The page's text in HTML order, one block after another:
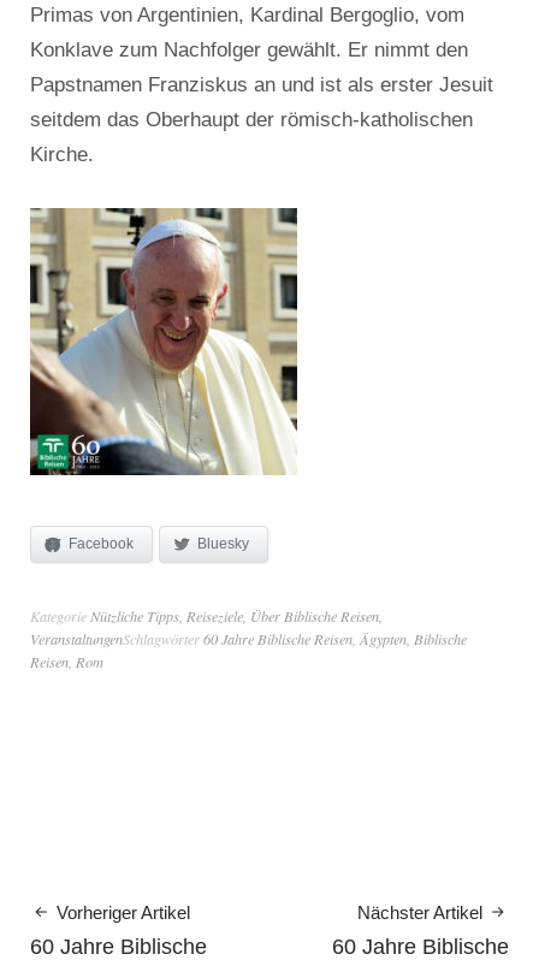
Primas von Argentinien, Kardinal Bergoglio, vom
Konklave zum Nachfolger gewählt. Er nimmt den
Papstnamen Franziskus an und ist als erster Jesuit
seitdem das Oberhaupt der römisch-katholischen
Kirche.
Facebook Bluesky
Kategorie Nützliche Tipps Reiseziele Über Biblische Reisen
VeranstaltungenSchlagwörter60 Jahre Biblische Reisen Ägypten Biblische
Reisen Rom
Vorheriger Artikel
60 Jahre Biblische
Nächster Artikel
60 Jahre Biblische